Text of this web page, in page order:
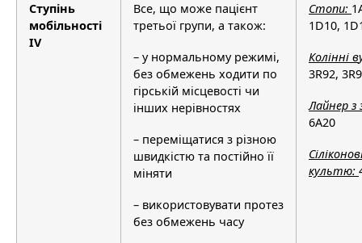
Ступінь
мобільності
IV
Все, що може пацієнт
третьої групи, а також:
– у нормальному режимі,
без обмежень ходити по
гірській місцевості чи
інших нерівностях
– переміщатися з різною
швидкістю та постійно її
міняти
– використовувати протез
без обмежень часу
Стопи:
1D10,
Колінні в
3R92,
Лайнер з
6A20
Сіліконов
культю: